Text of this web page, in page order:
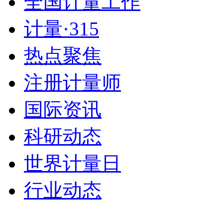
计量·315
热点聚焦
注册计量师
国际资讯
科研动态
世界计量日
行业动态